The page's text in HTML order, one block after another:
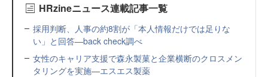
HRzineニュース連載記事一覧
採用判断、人事の約8割が「本人情報だけでは足りな
い」と回答—back check調べ
女性のキャリア支援で森永製菓と企業横断のクロスメン
タリングを実施—エスエス製薬